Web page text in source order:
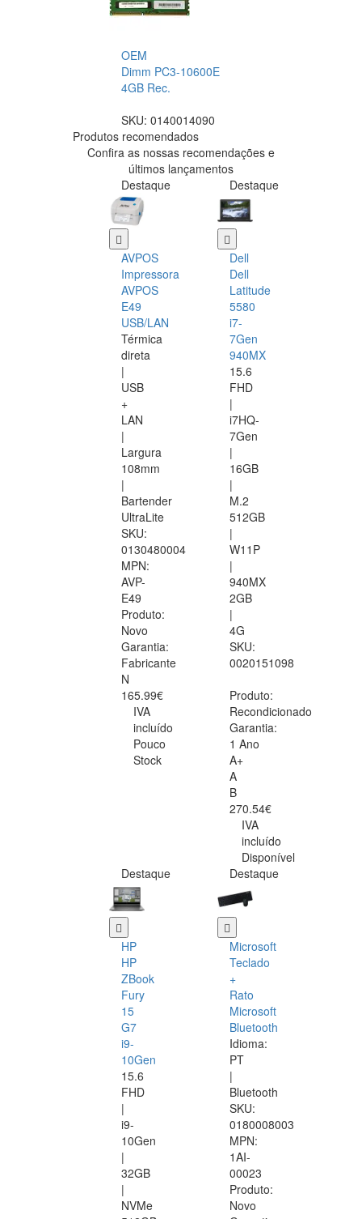
OEM
Dimm PC3-10600E
4GB Rec.
SKU: 0140014090
Produtos recomendados
Confira as nossas recomendações e
últimos lançamentos
Destaque
AVPOS
Impressora
AVPOS
E49
USB/LAN
Térmica
direta
|
USB
+
LAN
|
Largura
108mm
|
Bartender
UltraLite
SKU:
0130480004
MPN:
AVP-
E49
Produto:
Novo
Garantia:
Fabricante
N
165.99€
IVA
incluído
Pouco
Stock
Destaque
Dell
Dell
Latitude
5580
i7-
7Gen
940MX
15.6
FHD
|
i7HQ-
7Gen
|
16GB
|
M.2
512GB
|
W11P
|
940MX
2GB
|
4G
SKU:
0020151098
Produto:
Recondicionado
Garantia:
1 Ano
A+
A
B
270.54€
IVA
incluído
Disponível
Destaque
HP
HP
ZBook
Fury
15
G7
i9-
10Gen
15.6
FHD
|
i9-
10Gen
|
32GB
|
NVMe
Destaque
Microsoft
Teclado
+
Rato
Microsoft
Bluetooth
Idioma:
PT
|
Bluetooth
SKU:
0180008003
MPN:
1AI-
00023
Produto:
Novo